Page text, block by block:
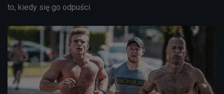
to, kiedy się go odpuści.